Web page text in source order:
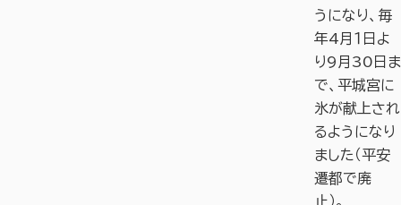
うになり、毎
年4月１日よ
り9月30日ま
で、平城宮に
氷が献上され
るようになり
ました（平安
遷都で廃
止）。